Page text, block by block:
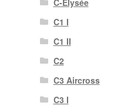
C1 I
C1 II
C2
C3 Aircross
C3 I